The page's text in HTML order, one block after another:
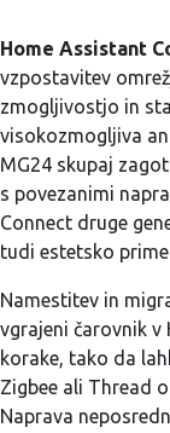
Home Assistant
vzpostavitev
zmogljivostjo in
visokozmogljiva
MG24 skupaj
s povezanimi
Connect druge
tudi estetsko
Namestitev in
vgrajeni čarovnik v
korake, tako da
Zigbee ali Thread
Naprava